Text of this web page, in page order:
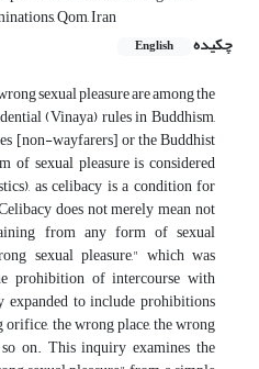
Qom, Iran
چکیده
English
sexual pleasure are among the
(Vinaya) rules in Buddhism,
[non-wayfarers] or the Buddhist
of sexual pleasure is considered
as celibacy is a condition for
does not merely mean not
from any form of sexual
sexual pleasure," which was
prohibition of intercourse with
to include prohibitions
the wrong place, the wrong
on. This inquiry examines the